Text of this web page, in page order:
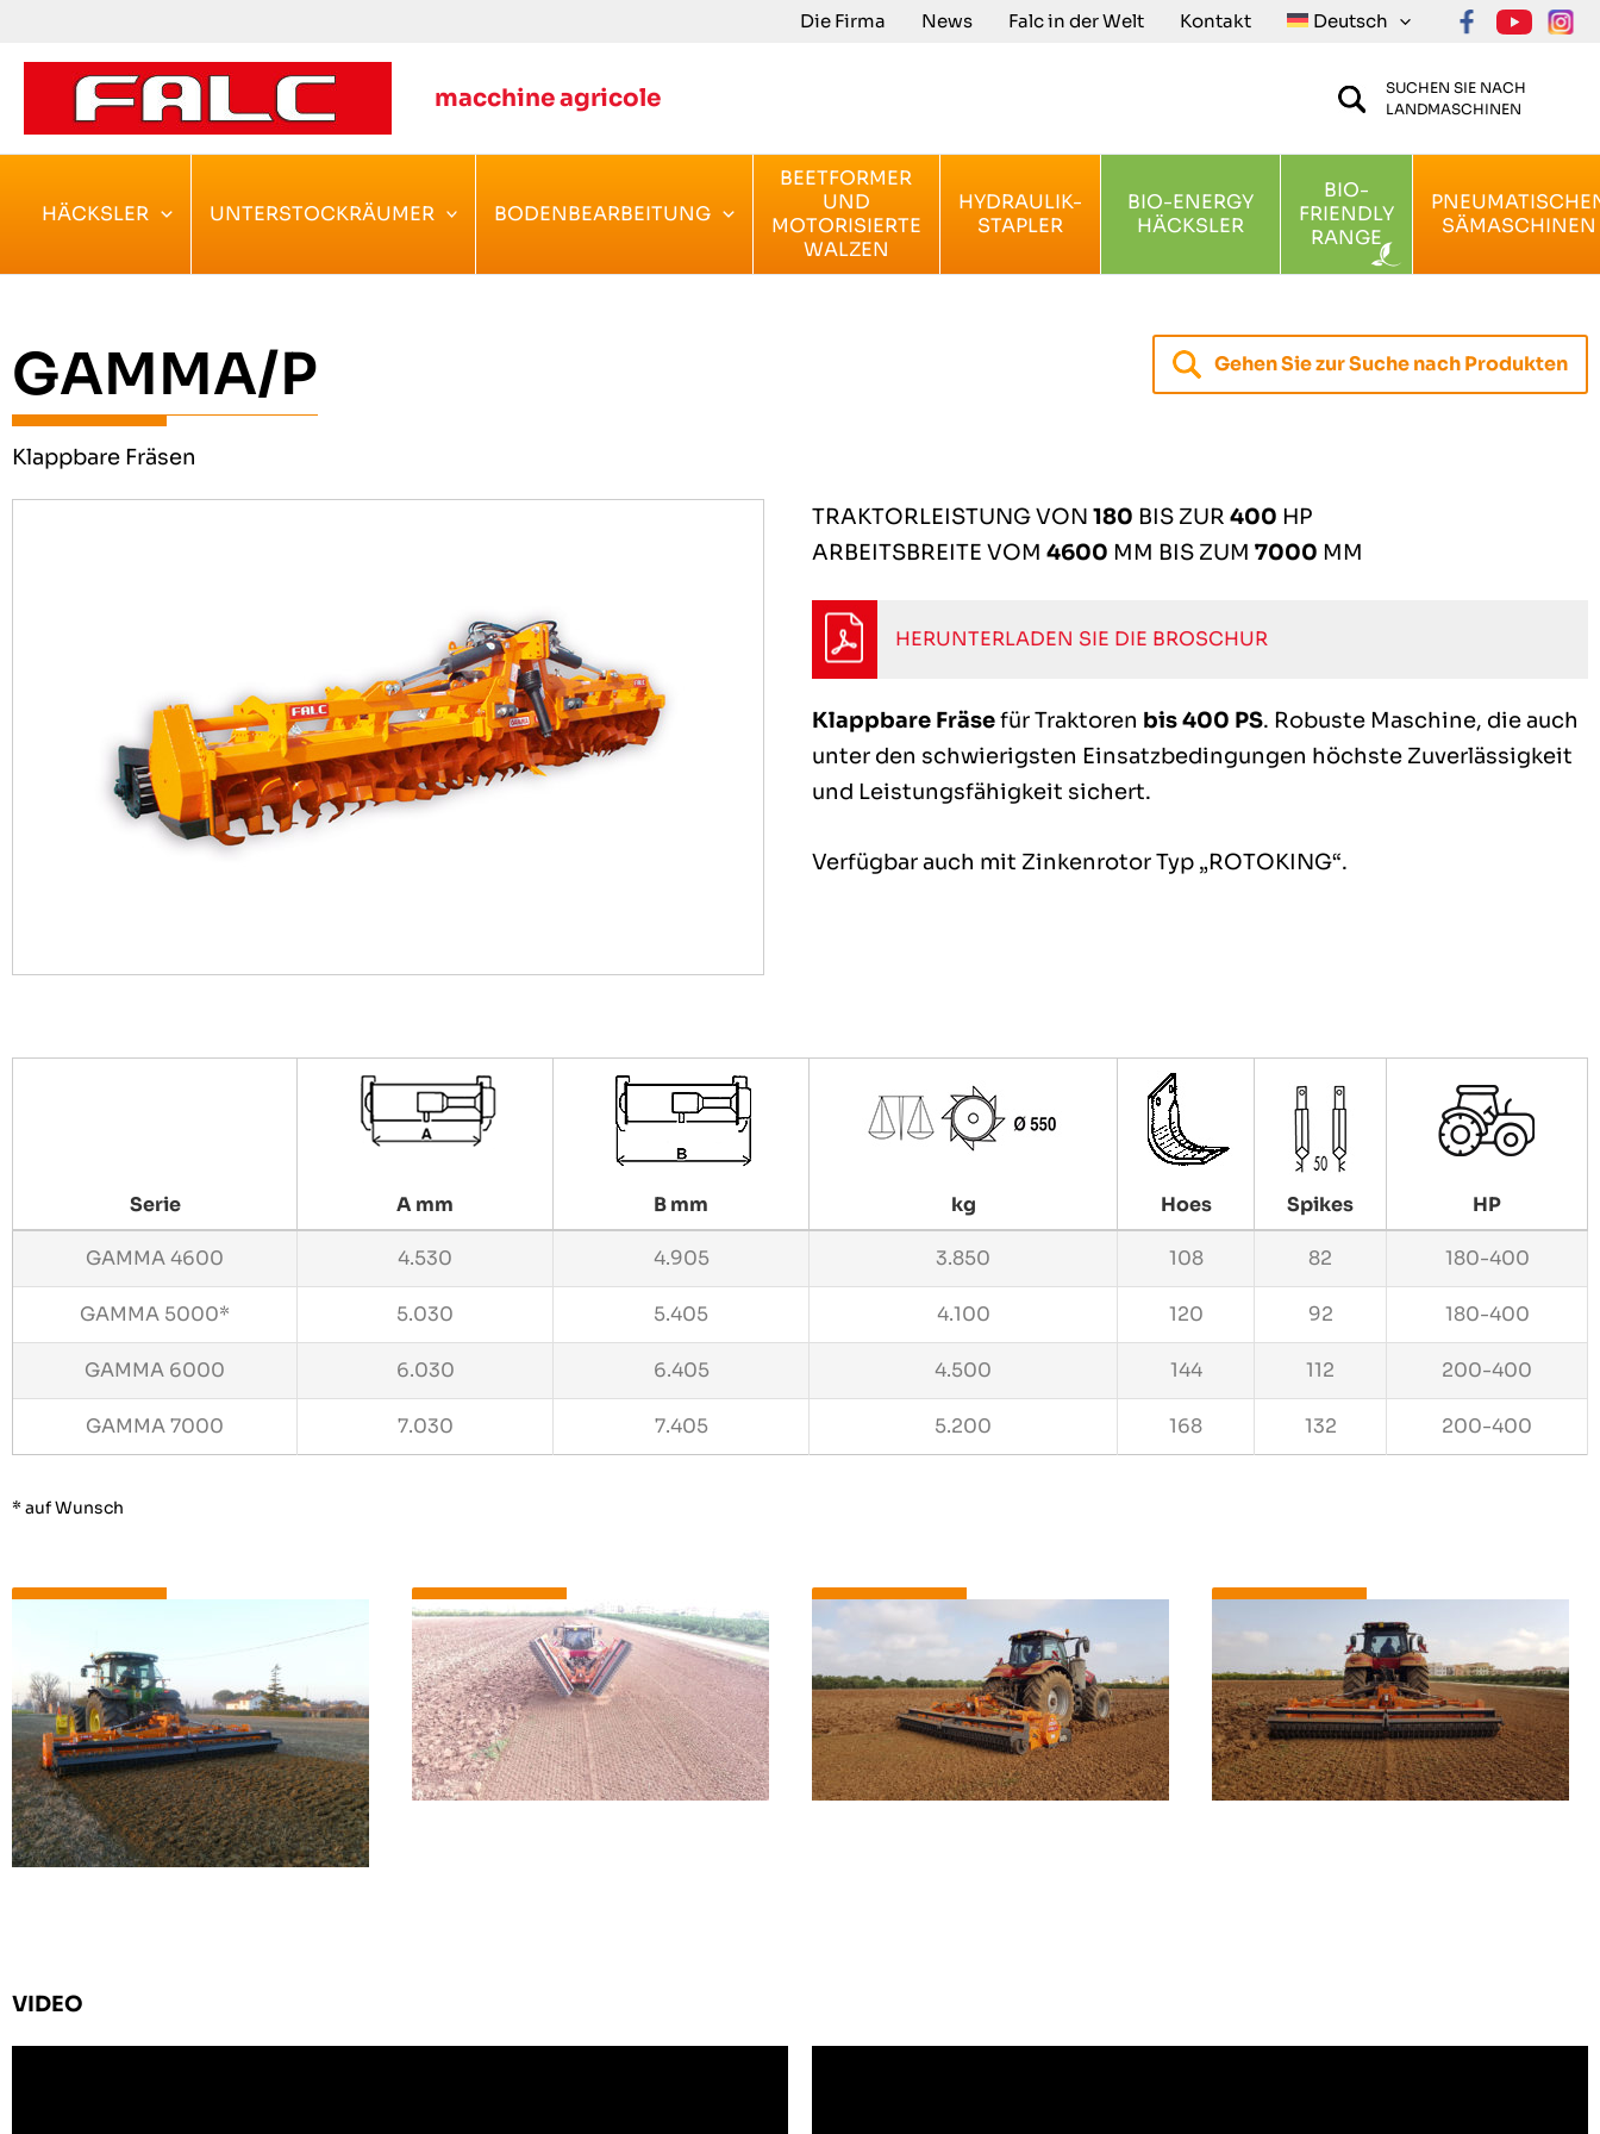
springen
Die Firma News Falc in der Welt Kontakt Deutsch
macchine agricole
SUCHEN SIE NACH
LANDMASCHINEN
HÄCKSLER UNTERSTOCKRÄUMER BODENBEARBEITUNG
BEETFORMER
UND
MOTORISIERTE
WALZEN
HYDRAULIK-
STAPLER
BIO-ENERGY
HÄCKSLER
BIO-
FRIENDLY
RANGE
SÄMASCHINEN
GAMMA/P Gehen Sie zur Suche nach Produkten
Klappbare Fräsen
TRAKTORLEISTUNG VON 180 BIS ZUR 400 HP
ARBEITSBREITE VOM 4600 MM BIS ZUM 7000 MM
HERUNTERLADEN SIE DIE BROSCHUR
Klappbare Fräsefür Traktoren bis 400 PS. Robuste Maschine, die auch
unter den schwierigsten Einsatzbedingungen höchste Zuverlässigkeit
und Leistungsfähigkeit sichert.
Verfügbar auch mit Zinkenrotor Typ „ROTOKING“.
Serie A mm B mm kg Hoes Spikes HP
GAMMA 4600 4.530 4.905 3.850 108 82 180-400
GAMMA 5000* 5.030 5.405 4.100 120 92 180-400
GAMMA 6000 6.030 6.405 4.500 144 112 200-400
GAMMA 7000 7.030 7.405 5.200 168 132 200-400
* auf Wunsch
VIDEO